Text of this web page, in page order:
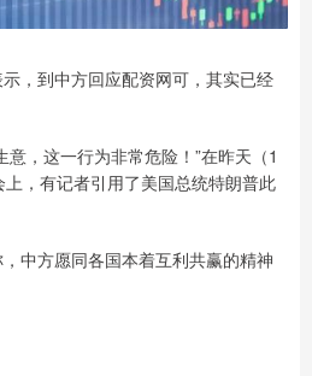
，到中方回应配资网可，其实已经
，这一行为非常危险！”在昨天（1
，有记者引用了美国总统特朗普此
中方愿同各国本着互利共赢的精神